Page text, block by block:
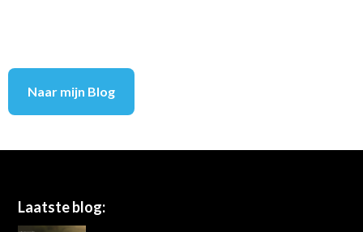
Naar mijn Blog
Footer
Laatste blog: